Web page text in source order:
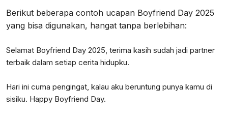
Berikut beberapa contoh ucapan Boyfriend Day 2025
yang bisa digunakan, hangat tanpa berlebihan:
Selamat Boyfriend Day 2025, terima kasih sudah jadi partner
terbaik dalam setiap cerita hidupku.
Hari ini cuma pengingat, kalau aku beruntung punya kamu di
sisiku. Happy Boyfriend Day.